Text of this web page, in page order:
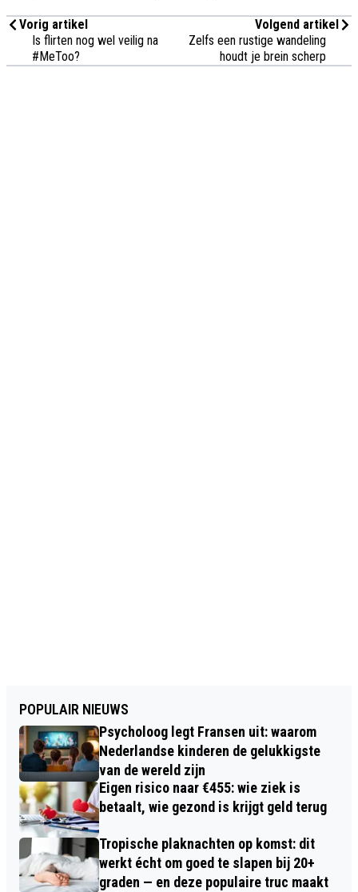
Vorig artikel
Is flirten nog wel veilig na
#MeToo?
Volgend artikel
Zelfs een rustige wandeling
houdt je brein scherp
POPULAIR NIEUWS
Psycholoog legt Fransen uit: waarom
Nederlandse kinderen de gelukkigste
van de wereld zijn
Eigen risico naar €455: wie ziek is
betaalt, wie gezond is krijgt geld terug
Tropische plaknachten op komst: dit
werkt écht om goed te slapen bij 20+
graden — en deze populaire truc maakt